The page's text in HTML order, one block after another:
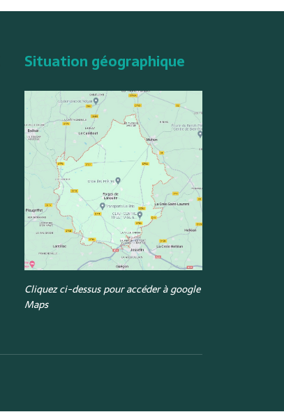
Situation géographique
Cliquez ci-dessus pour accéder à google
Maps